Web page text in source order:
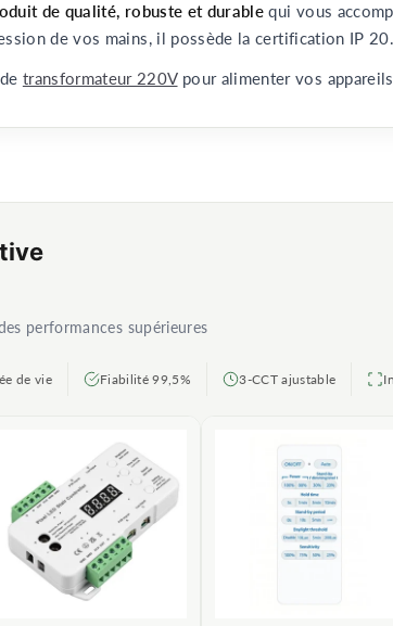
de qualité, robuste et durable qui vous
de vos mains, il possède la certification IP 20.
transformateur 220Vpour alimenter vos
performances supérieures
de vie Fiabilité 99,5% 3-CCT ajustable